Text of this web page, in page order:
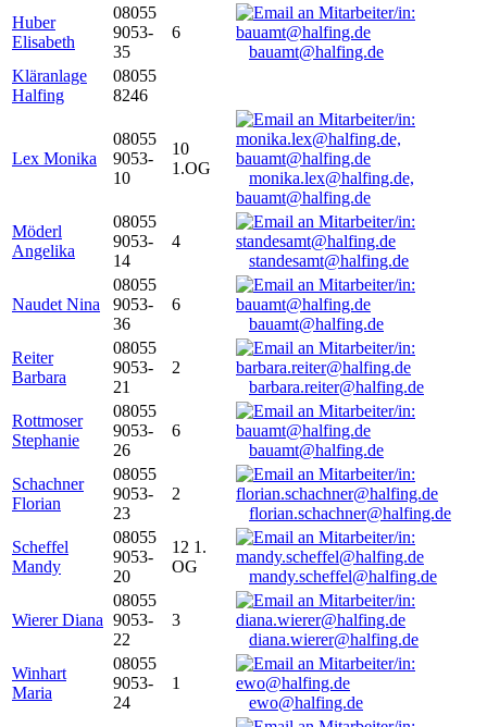
Huber
Elisabeth
08055
9053-
35
6
bauamt@halfing.de
Kläranlage
Halfing
08055
8246
Lex Monika
08055
9053-
10
10
1.OG
monika.lex@halfing.de,
bauamt@halfing.de
Möderl
Angelika
08055
9053-
14
4
standesamt@halfing.de
Naudet Nina
08055
9053-
36
6
bauamt@halfing.de
Reiter
Barbara
08055
9053-
21
2
barbara.reiter@halfing.de
Rottmoser
Stephanie
08055
9053-
26
6
bauamt@halfing.de
Schachner
Florian
08055
9053-
23
2
florian.schachner@halfing.de
Scheffel
Mandy
08055
9053-
20
12 1.
OG
mandy.scheffel@halfing.de
Wierer Diana
08055
9053-
22
3
diana.wierer@halfing.de
Winhart
Maria
08055
9053-
24
1
ewo@halfing.de